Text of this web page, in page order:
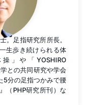
朗
。足指研究所所長。
生歩き続けられる体
」や「YOSHIRO
との共同研究や学会
5分の足指つかみで腰
（PHP研究所刊）な